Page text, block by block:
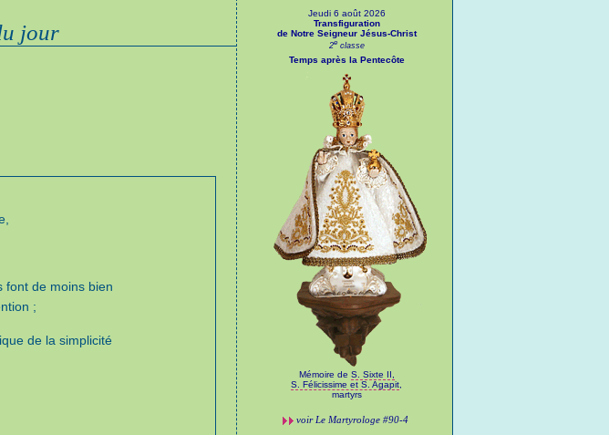
jour
font de moins bien
;
de la simplicité
Jeudi 6 août 2026
Transfiguration
de Notre Seigneur Jésus-Christ
2eclasse
Temps après la Pentecôte
Mémoire de S. Sixte II,
S. Félicissime et S. Agapit
martyrs
voir Le Martyrologe#90-4